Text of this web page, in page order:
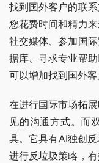
找到国外客户的联
您花费时间和精力
社交媒体、参加国
据库、寻求专业帮
可以增加找到国外客
在进行国际市场拓
见的沟通方式。而
具。它具有AI独创
进行反垃圾策略，